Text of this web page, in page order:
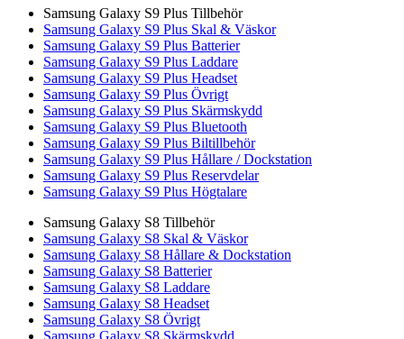
Samsung Galaxy S9 Plus Tillbehör
Samsung Galaxy S9 Plus Skal & Väskor
Samsung Galaxy S9 Plus Batterier
Samsung Galaxy S9 Plus Laddare
Samsung Galaxy S9 Plus Headset
Samsung Galaxy S9 Plus Övrigt
Samsung Galaxy S9 Plus Skärmskydd
Samsung Galaxy S9 Plus Bluetooth
Samsung Galaxy S9 Plus Biltillbehör
Samsung Galaxy S9 Plus Hållare / Dockstation
Samsung Galaxy S9 Plus Reservdelar
Samsung Galaxy S9 Plus Högtalare
Samsung Galaxy S8 Tillbehör
Samsung Galaxy S8 Skal & Väskor
Samsung Galaxy S8 Hållare & Dockstation
Samsung Galaxy S8 Batterier
Samsung Galaxy S8 Laddare
Samsung Galaxy S8 Headset
Samsung Galaxy S8 Övrigt
Samsung Galaxy S8 Skärmskydd